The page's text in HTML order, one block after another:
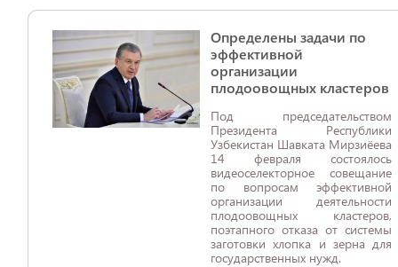
Определены задачи по
эффективной
организации
плодоовощных кластеров
Под председательством
Президента Республики
Узбекистан Шавката Мирзиёева
14 февраля состоялось
видеоселекторное совещание
по вопросам эффективной
организации деятельности
плодоовощных кластеров,
поэтапного отказа от системы
заготовки хлопка и зерна для
государственных нужд.